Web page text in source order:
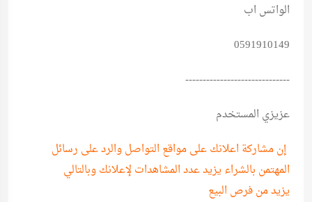
الواتس اب
0591910149
------------------------------
عزيزي المستخدم
إن مشاركة اعلانك على مواقع التواصل والرد على رسائل
المهتمن بالشراء يزيد عدد المشاهدات لإعلانك وبالتالي
يزيد من فرص البيع